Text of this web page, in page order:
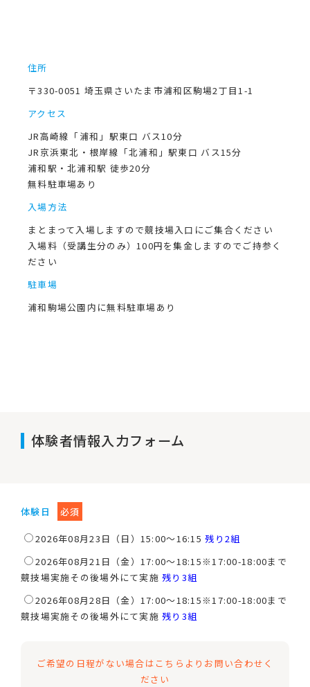
住所
〒330-0051 埼玉県さいたま市浦和区駒場2丁目1-1
アクセス
JR高崎線「浦和」駅東口 バス10分
JR京浜東北・根岸線「北浦和」駅東口 バス15分
浦和駅・北浦和駅 徒歩20分
無料駐車場あり
入場方法
まとまって入場しますので競技場入口にご集合ください
入場料（受講生分のみ）100円を集金しますのでご持参く
ださい
駐車場
浦和駒場公園内に無料駐車場あり
体験者情報入力フォーム
体験日 必須
2026年08月23日（日）15:00～16:15残り2組
2026年08月21日（金）17:00～18:15※17:00-18:00まで
競技場実施その後場外にて実施残り3組
2026年08月28日（金）17:00～18:15※17:00-18:00まで
競技場実施その後場外にて実施残り3組
ご希望の日程がない場合はこちらよりお問い合わせく
ださい